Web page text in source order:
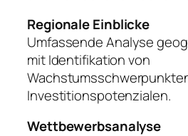
Regionale Einblicke
Umfassende Analyse
mit Identifikation von
Investitionspotenzialen.
Wettbewerbsanalyse